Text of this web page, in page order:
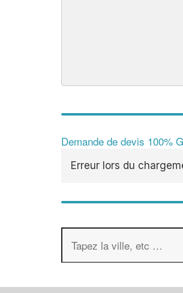
Demande de devis 100%
Erreur lors du